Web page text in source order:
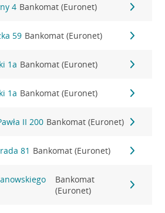
4 Bankomat (Euronet)
59 Bankomat (Euronet)
1a Bankomat (Euronet)
1a Bankomat (Euronet)
II 200 Bankomat (Euronet)
81 Bankomat (Euronet)
Bankomat
(Euronet)